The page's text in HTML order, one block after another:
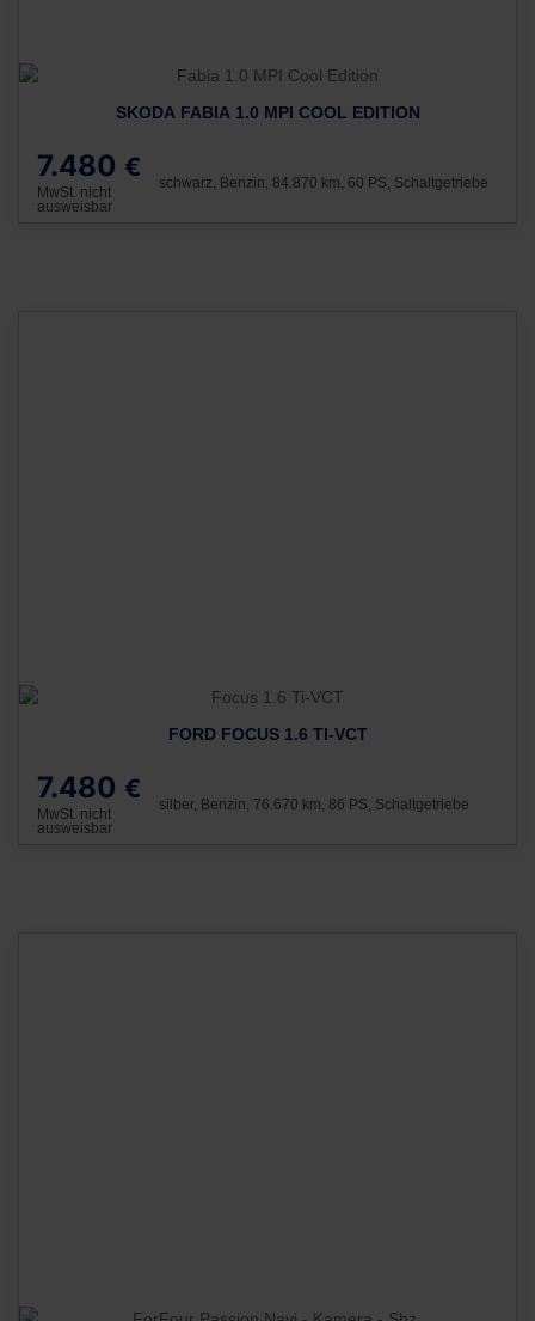
SKODA FABIA 1.0 MPI COOL EDITION
7.480 €
MwSt. nicht
ausweisbar
schwarz, Benzin, 84.870 km, 60 PS, Schaltgetriebe
FORD FOCUS 1.6 TI-VCT
7.480 €
MwSt. nicht
ausweisbar
silber, Benzin, 76.670 km, 86 PS, Schaltgetriebe